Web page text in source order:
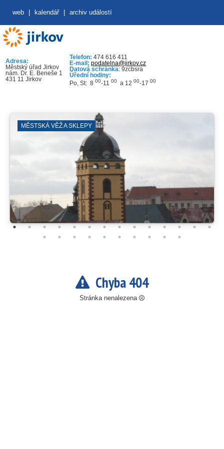
web kalendář archiv událostí
Adresa:
Městský úřad Jirkov
nám. Dr. E. Beneše 1
431 11 Jirkov
Telefon: 474 616 411
E-mail: podatelna@jirkov.cz
Datová schránka: 9zcbsra
Úřední hodiny:
Po, St: 8 00-11 00 a 12 00-17 00
MĚSTSKÁ VĚŽ A SKLEPY
Chyba 404
Stránka nenalezena